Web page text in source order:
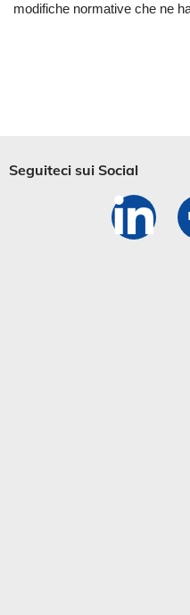
modifiche normative che ne
Seguiteci sui Social​